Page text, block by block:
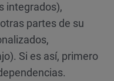
integrados),
partes de su
Si es así, primero